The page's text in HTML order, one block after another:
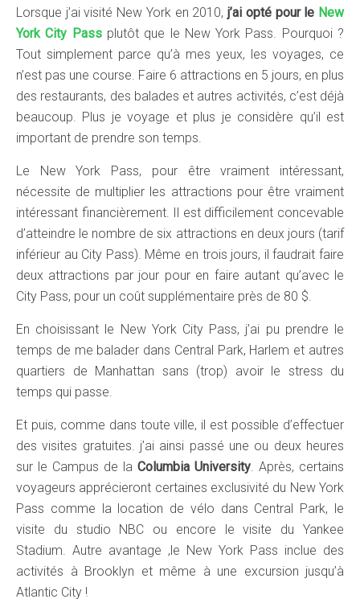
Lorsque j’ai visité New York en 2010,j’ai opté pour le New
York City Passplutôt que le New York Pass. Pourquoi ?
Tout simplement parce qu’à mes yeux, les voyages, ce
n’est pas une course. Faire 6 attractions en 5 jours, en plus
des restaurants, des balades et autres activités, c’est déjà
beaucoup. Plus je voyage et plus je considère qu’il est
important de prendre son temps.
Le New York Pass, pour être vraiment intéressant,
nécessite de multiplier les attractions pour être vraiment
intéressant financièrement. Il est difficilement concevable
d’atteindre le nombre de six attractions en deux jours (tarif
inférieur au City Pass). Même en trois jours, il faudrait faire
deux attractions par jour pour en faire autant qu’avec le
City Pass, pour un coût supplémentaire près de 80 $.
En choisissant le New York City Pass, j’ai pu prendre le
temps de me balader dans Central Park, Harlem et autres
quartiers de Manhattan sans (trop) avoir le stress du
temps qui passe.
Et puis, comme dans toute ville, il est possible d’effectuer
des visites gratuites. j’ai ainsi passé une ou deux heures
sur le Campus de la Columbia University. Après, certains
voyageurs apprécieront certaines exclusivité du New York
Pass comme la location de vélo dans Central Park, le
visite du studio NBC ou encore le visite du Yankee
Stadium. Autre avantage ,le New York Pass inclue des
activités à Brooklyn et même à une excursion jusqu’à
Atlantic City !